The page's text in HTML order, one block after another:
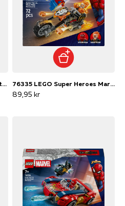
76317 LEGO Super Heroes Peter Parkers lejlighed 76335 LEGO Super Heroes Marvel Spider-Man mod Ghost Rider på motorcykel
89,95 kr